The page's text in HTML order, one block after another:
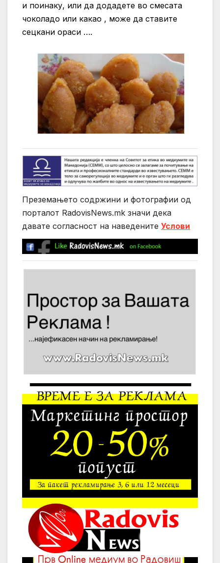
и поинаку, или да додадете во смесата
чоколадо или какао , може да ставите
сецкани ораси ….
Преземањето содржини и фотографии од
порталот RadovisNews.mk значи дека
давате согласност на нaведените Услови